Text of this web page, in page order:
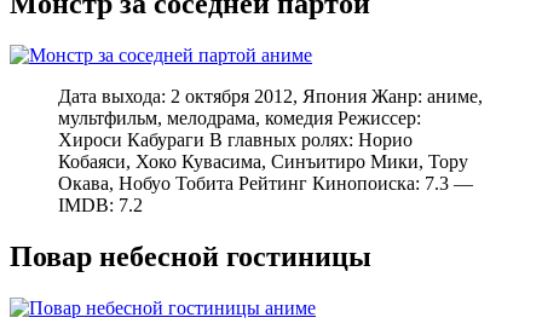
Дата выхода: 2 октября 2012, Япония Жанр: аниме,
мультфильм, мелодрама, комедия Режиссер:
Хироси Кабураги В главных ролях: Норио
Кобаяси, Хоко Кувасима, Синъитиро Мики, Тору
Окава, Нобуо Тобита Рейтинг Кинопоиска: 7.3 —
IMDB: 7.2
Повар небесной гостиницы